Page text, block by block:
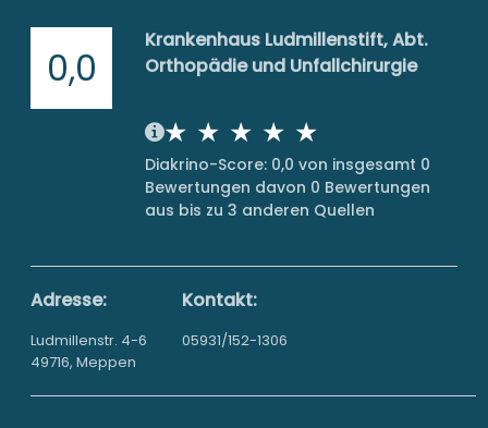
0,0
Krankenhaus Ludmillenstift, Abt.
Orthopädie und Unfallchirurgie
Diakrino-Score: 0,0 von insgesamt 0
Bewertungen davon 0 Bewertungen
aus bis zu 3 anderen Quellen
Adresse:
Ludmillenstr. 4-6
49716, Meppen
Kontakt:
05931/152-1306